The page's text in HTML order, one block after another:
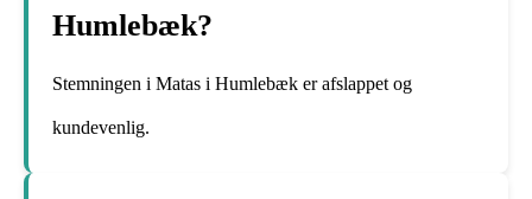
Humlebæk?
Stemningen i Matas i Humlebæk er afslappet og
kundevenlig.